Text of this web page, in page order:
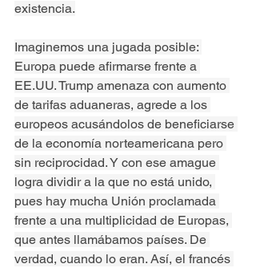
existencia.
Imaginemos una jugada posible:
Europa puede afirmarse frente a
EE.UU. Trump amenaza con aumento
de tarifas aduaneras, agrede a los
europeos acusándolos de beneficiarse
de la economía norteamericana pero
sin reciprocidad. Y con ese amague
logra dividir a la que no está unido,
pues hay mucha Unión proclamada
frente a una multiplicidad de Europas,
que antes llamábamos países. De
verdad, cuando lo eran. Así, el francés